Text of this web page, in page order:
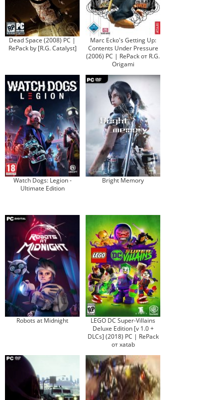
Dead Space (2008) PC |
RePack by [R.G. Catalyst]
Marc Ecko's Getting Up:
Contents Under Pressure
(2006) PC | RePack от R.G.
Origami
Watch Dogs: Legion -
Ultimate Edition
Bright Memory
Robots at Midnight
LEGO DC Super-Villains
Deluxe Edition [v 1.0 +
DLCs] (2018) PC | RePack
от xatab